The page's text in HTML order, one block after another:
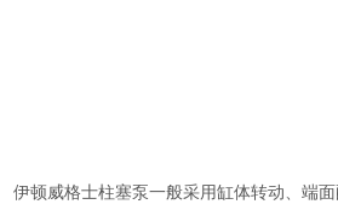
伊顿威格士柱塞泵一般采用缸体转动、端